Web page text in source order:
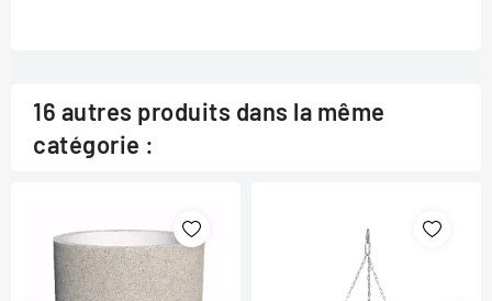
16 autres produits dans la même
catégorie :